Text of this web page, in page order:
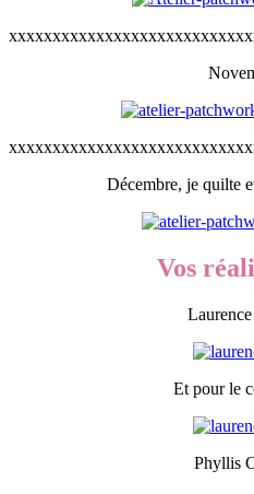
Décembre, je quilte
Vos
Et pour le
Phyllis